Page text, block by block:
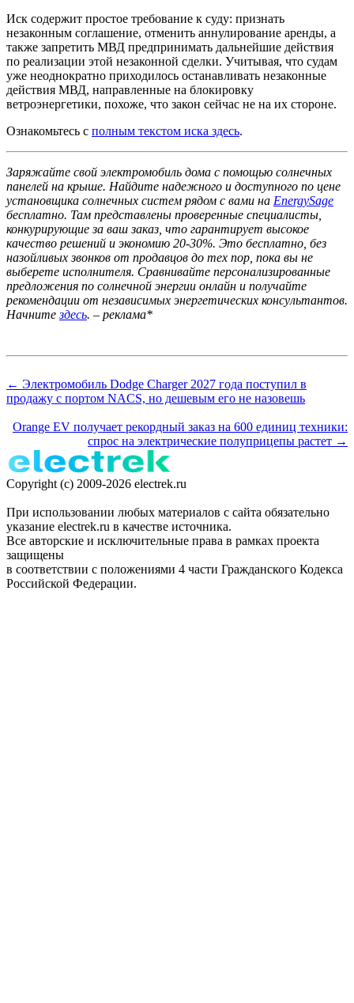
Иск содержит простое требование к суду: признать
незаконным соглашение, отменить аннулирование аренды, а
также запретить МВД предпринимать дальнейшие действия
по реализации этой незаконной сделки. Учитывая, что судам
уже неоднократно приходилось останавливать незаконные
действия МВД, направленные на блокировку
ветроэнергетики, похоже, что закон сейчас не на их стороне.
Ознакомьтесь с полным текстом иска здесь.
Заряжайте свой электромобиль дома с помощью солнечных
панелей на крыше. Найдите надежного и доступного по цене
установщика солнечных систем рядом с вами на EnergySage
бесплатно. Там представлены проверенные специалисты,
конкурирующие за ваш заказ, что гарантирует высокое
качество решений и экономию 20-30%. Это бесплатно, без
назойливых звонков от продавцов до тех пор, пока вы не
выберете исполнителя. Сравнивайте персонализированные
предложения по солнечной энергии онлайн и получайте
рекомендации от независимых энергетических консультантов.
Начнитездесь. – реклама*
← Электромобиль Dodge Charger 2027 года поступил в
продажу с портом NACS, но дешевым его не назовешь
Orange EV получает рекордный заказ на 600 единиц техники:
спрос на электрические полуприцепы растет →
Copyright (c) 2009-2026 electrek.ru
При использовании любых материалов с сайта обязательно
указание electrek.ru в качестве источника.
Все авторские и исключительные права в рамках проекта
защищены
в соответствии с положениями 4 части Гражданского Кодекса
Российской Федерации.